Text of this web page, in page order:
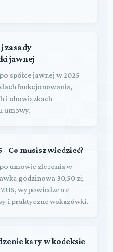
zasady
jawnej
spółce jawnej w 2025
funkcjonowania,
i obowiązkach
umowy.
Co musisz wiedzieć?
umowie zlecenia w
godzinowa 30,50 zł,
wypowiedzenie
i praktyczne wskazówki.
kary w kodeksie